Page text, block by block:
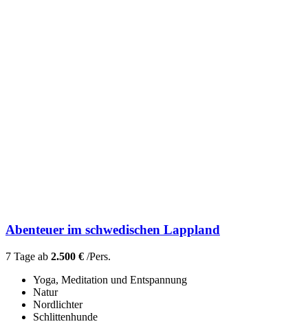
Abenteuer im schwedischen Lappland
7 Tage ab 2.500 € /Pers.
Yoga, Meditation und Entspannung
Natur
Nordlichter
Schlittenhunde